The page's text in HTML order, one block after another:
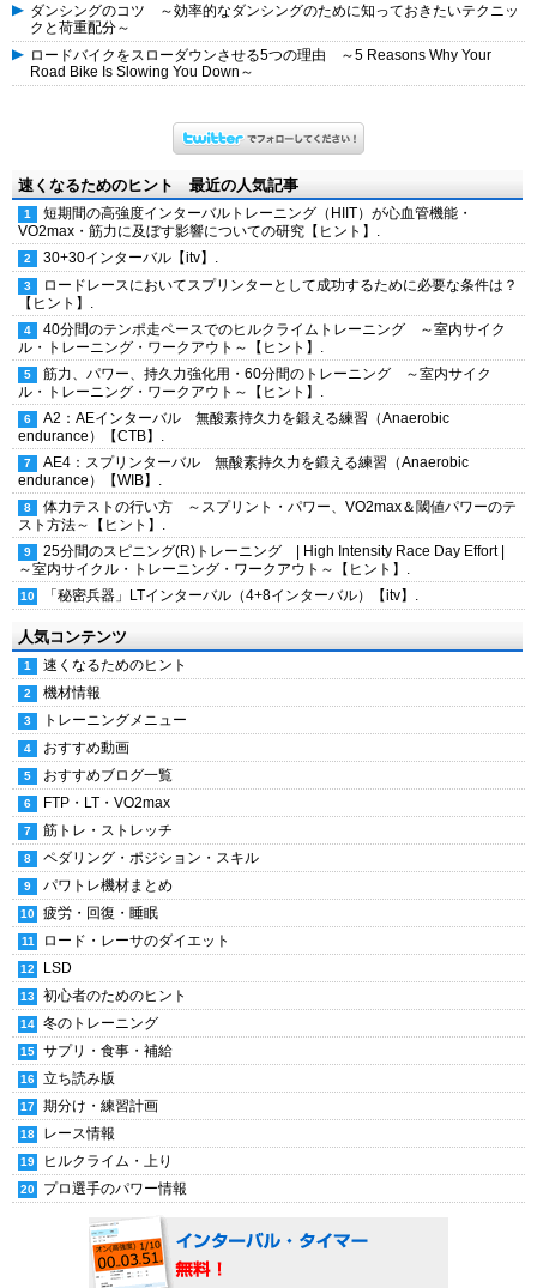
ダンシングのコツ ～効率的なダンシングのために知っておきたいテクニッ
クと荷重配分～
ロードバイクをスローダウンさせる5つの理由 ～5 Reasons Why Your
Road Bike Is Slowing You Down～
速くなるためのヒント 最近の人気記事
短期間の高強度インターバルトレーニング（HIIT）が心血管機能・
VO2max・筋力に及ぼす影響についての研究【ヒント】.
30+30インターバル【itv】.
ロードレースにおいてスプリンターとして成功するために必要な条件は？
【ヒント】.
40分間のテンポ走ペースでのヒルクライムトレーニング ～室内サイク
ル・トレーニング・ワークアウト～【ヒント】.
筋力、パワー、持久力強化用・60分間のトレーニング ～室内サイク
ル・トレーニング・ワークアウト～【ヒント】.
A2：AEインターバル 無酸素持久力を鍛える練習（Anaerobic
endurance）【CTB】.
AE4：スプリンターバル 無酸素持久力を鍛える練習（Anaerobic
endurance）【WIB】.
体力テストの行い方 ～スプリント・パワー、VO2max＆閾値パワーのテ
スト方法～【ヒント】.
25分間のスピニング(R)トレーニング | High Intensity Race Day Effort |
～室内サイクル・トレーニング・ワークアウト～【ヒント】.
「秘密兵器」LTインターバル（4+8インターバル）【itv】.
人気コンテンツ
速くなるためのヒント
機材情報
トレーニングメニュー
おすすめ動画
おすすめブログ一覧
FTP・LT・VO2max
筋トレ・ストレッチ
ペダリング・ポジション・スキル
パワトレ機材まとめ
疲労・回復・睡眠
ロード・レーサのダイエット
LSD
初心者のためのヒント
冬のトレーニング
サプリ・食事・補給
立ち読み版
期分け・練習計画
レース情報
ヒルクライム・上り
プロ選手のパワー情報